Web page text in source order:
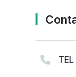
TEL